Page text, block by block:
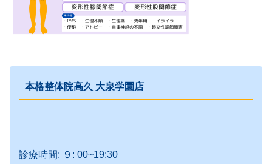
本格整体院高久 大泉学園店
診療時間: ９: 00~19:30